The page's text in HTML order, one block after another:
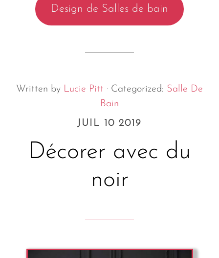
Design de Salles de bain
Written by Lucie Pitt · Categorized: Salle De
Bain
JUIL 10 2019
Décorer avec du
noir